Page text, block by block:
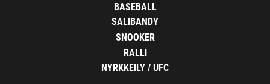
BASEBALL
SALIBANDY
SNOOKER
RALLI
NYRKKEILY / UFC